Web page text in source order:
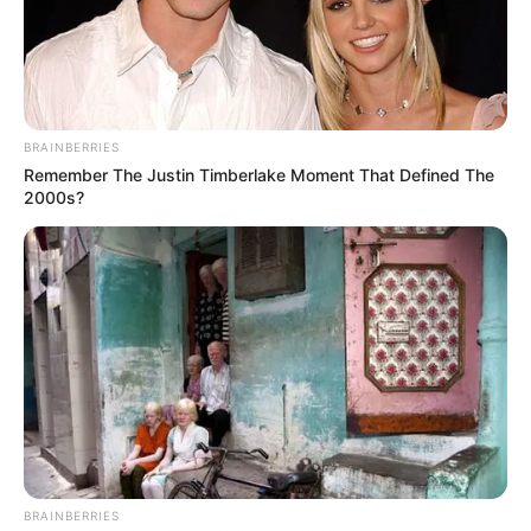
Hora de Salida: 8:45
Hora de Llegada Aprox: 12:30 pm
BRAINBERRIES
Remember The Justin Timberlake Moment That Defined The
2000s?
BRAINBERRIES